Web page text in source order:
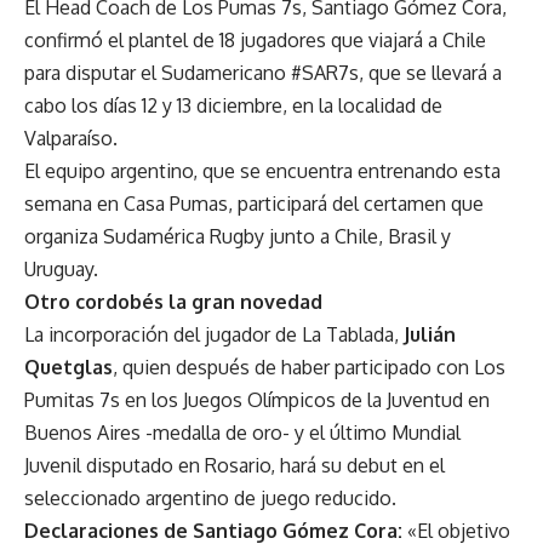
El Head Coach de Los Pumas 7s, Santiago Gómez Cora,
confirmó el plantel de 18 jugadores que viajará a Chile
para disputar el Sudamericano #SAR7s, que se llevará a
cabo los días 12 y 13 diciembre, en la localidad de
Valparaíso.
El equipo argentino, que se encuentra entrenando esta
semana en Casa Pumas, participará del certamen que
organiza Sudamérica Rugby junto a Chile, Brasil y
Uruguay.
Otro cordobés la gran novedad
La incorporación del jugador de La Tablada, Julián
Quetglas, quien después de haber participado con Los
Pumitas 7s en los Juegos Olímpicos de la Juventud en
Buenos Aires -medalla de oro- y el último Mundial
Juvenil disputado en Rosario, hará su debut en el
seleccionado argentino de juego reducido.
Declaraciones de Santiago Gómez Cora: «El objetivo